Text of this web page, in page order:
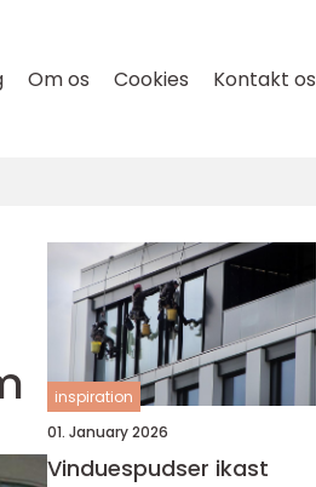
Om os Cookies Kontakt os
inspiration
01. January 2026
Vinduespudser ikast